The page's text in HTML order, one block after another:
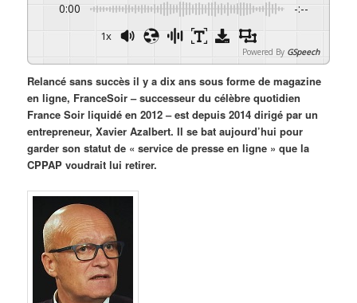
0:00 -:--
1x
Powered By GSpeech
Relancé sans succès il y a dix ans sous forme de magazine
en ligne, FranceSoir – successeur du célèbre quotidien
France Soir liquidé en 2012 – est depuis 2014 dirigé par un
entrepreneur, Xavier Azalbert. Il se bat aujourd’hui pour
garder son statut de « service de presse en ligne » que la
CPPAP voudrait lui retirer.